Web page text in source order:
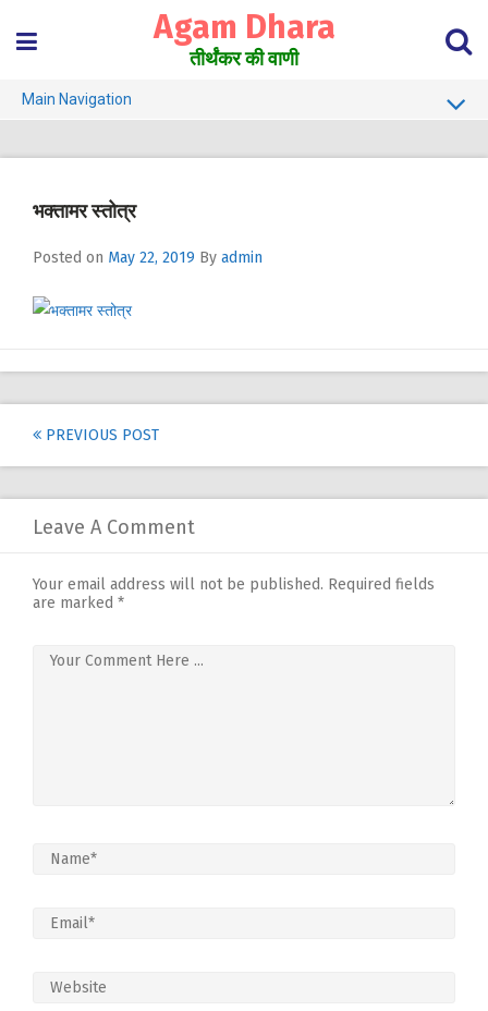
content
Agam Dhara
तीर्थंकर की वाणी
Main Navigation
Jain Darshan Dictionary
भक्तामर स्तोत्र
Posted on May 22, 2019 By admin
Post
navigation
PREVIOUS POST
Leave A Comment
Your email address will not be published. Required fields
are marked *